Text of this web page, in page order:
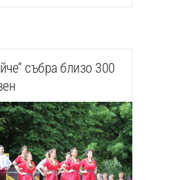
събра близо 300